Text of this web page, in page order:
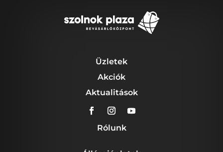
Üzletek
Akciók
Aktualitások
Rólunk